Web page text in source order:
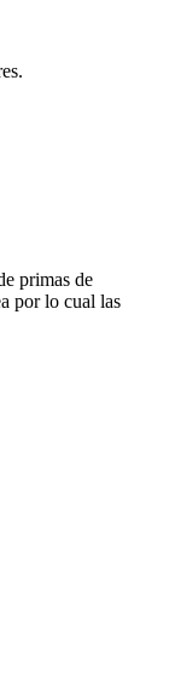
primas de
por lo cual las